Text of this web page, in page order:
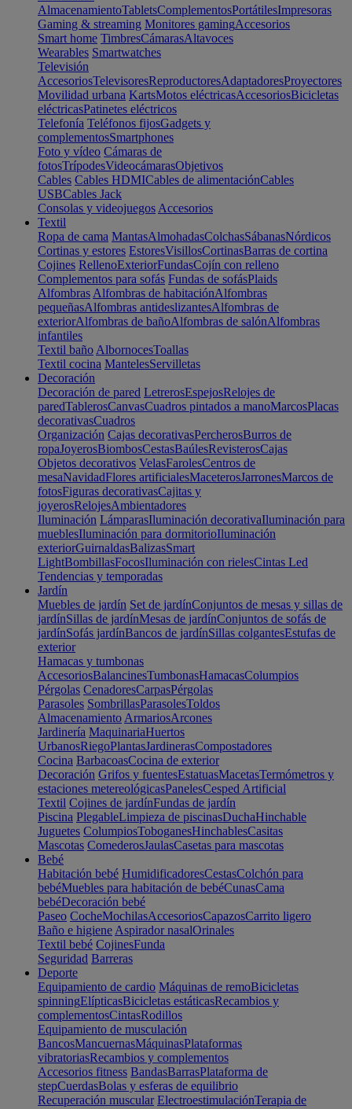
AlmacenamientoTabletsComplementosPortátilesImpresoras
Gaming & streaming Monitores gamingAccesorios
Smart home TimbresCámarasAltavoces
Wearables Smartwatches
Televisión
AccesoriosTelevisoresReproductoresAdaptadoresProyectores
Movilidad urbana KartsMotos eléctricasAccesoriosBicicletas
eléctricasPatinetes eléctricos
Telefonía Teléfonos fijosGadgets y
complementosSmartphones
Foto y vídeo Cámaras de
fotosTrípodesVideocámarasObjetivos
Cables Cables HDMICables de alimentaciónCables
USBCables Jack
Consolas y videojuegos Accesorios
Textil
Ropa de cama MantasAlmohadasColchasSábanasNórdicos
Cortinas y estores EstoresVisillosCortinasBarras de cortina
Cojines RellenoExteriorFundasCojín con relleno
Complementos para sofás Fundas de sofásPlaids
Alfombras Alfombras de habitaciónAlfombras
pequeñasAlfombras antideslizantesAlfombras de
exteriorAlfombras de bañoAlfombras de salónAlfombras
infantiles
Textil baño AlbornocesToallas
Textil cocina MantelesServilletas
Decoración
Decoración de pared LetrerosEspejosRelojes de
paredTablerosCanvasCuadros pintados a manoMarcosPlacas
decorativasCuadros
Organización Cajas decorativasPercherosBurros de
ropaJoyerosBiombosCestasBaúlesRevisterosCajas
Objetos decorativos VelasFarolesCentros de
mesaNavidadFlores artificialesMaceterosJarronesMarcos de
fotosFiguras decorativasCajitas y
joyerosRelojesAmbientadores
Iluminación LámparasIluminación decorativaIluminación para
mueblesIluminación para dormitorioIluminación
exteriorGuirnaldasBalizasSmart
LightBombillasFocosIluminación con rielesCintas Led
Tendencias y temporadas
Jardín
Muebles de jardín Set de jardínConjuntos de mesas y sillas de
jardínSillas de jardínMesas de jardínConjuntos de sofás de
jardínSofás jardínBancos de jardínSillas colgantesEstufas de
exterior
Hamacas y tumbonas
AccesoriosBalancinesTumbonasHamacasColumpios
Pérgolas CenadoresCarpasPérgolas
Parasoles SombrillasParasolesToldos
Almacenamiento ArmariosArcones
Jardinería MaquinariaHuertos
UrbanosRiegoPlantasJardinerasCompostadores
Cocina BarbacoasCocina de exterior
Decoración Grifos y fuentesEstatuasMacetasTermómetros y
estaciones metereológicasPanelesCesped Artificial
Textil Cojines de jardínFundas de jardín
Piscina PlegableLimpieza de piscinasDuchaHinchable
Juguetes ColumpiosToboganesHinchablesCasitas
Mascotas ComederosJaulasCasetas para mascotas
Bebé
Habitación bebé HumidificadoresCestasColchón para
bebéMuebles para habitación de bebéCunasCama
bebéDecoración bebé
Paseo CocheMochilasAccesoriosCapazosCarrito ligero
Baño e higiene Aspirador nasalOrinales
Textil bebé CojinesFunda
Seguridad Barreras
Deporte
Equipamiento de cardio Máquinas de remoBicicletas
spinningElípticasBicicletas estáticasRecambios y
complementosCintasRodillos
Equipamiento de musculación
BancosMancuernasMáquinasPlataformas
vibratoriasRecambios y complementos
Accesorios fitness BandasBarrasPlataforma de
stepCuerdasBolas y esferas de equilibrio
Recuperación muscular ElectroestimulaciónTerapia de